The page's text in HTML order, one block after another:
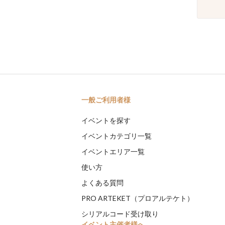
一般ご利用者様
イベントを探す
イベントカテゴリ一覧
イベントエリア一覧
使い方
よくある質問
PRO ARTEKET（プロアルテケト）
シリアルコード受け取り